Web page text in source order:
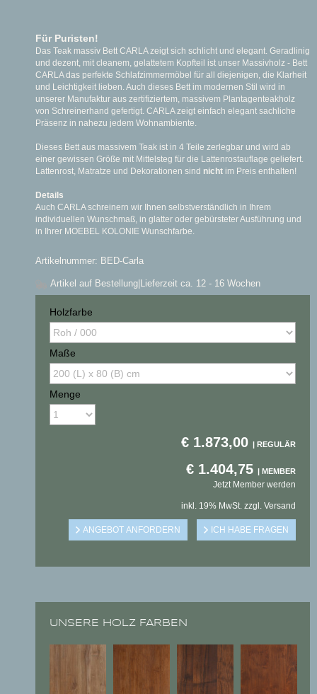
Für Puristen!
Das Teak massiv Bett CARLA zeigt sich schlicht und elegant. Geradlinig
und dezent, mit cleanem, gelattetem Kopfteil ist unser Massivholz - Bett
CARLA das perfekte Schlafzimmermöbel für all diejenigen, die Klarheit
und Leichtigkeit lieben. Auch dieses Bett im modernen Stil wird in
unserer Manufaktur aus zertifiziertem, massivem Plantagenteakholz
von Schreinerhand gefertigt. CARLA zeigt einfach elegant sachliche
Präsenz in nahezu jedem Wohnambiente.
Dieses Bett aus massivem Teak ist in 4 Teile zerlegbar und wird ab
einer gewissen Größe mit Mittelsteg für die Lattenrostauflage geliefert.
Lattenrost, Matratze und Dekorationen sind nicht im Preis enthalten!
Details
Auch CARLA schreinern wir Ihnen selbstverständlich in Ihrem
individuellen Wunschmaß, in glatter oder gebürsteter Ausführung und
in Ihrer MOEBEL KOLONIE Wunschfarbe.
Artikelnummer: BED-Carla
Artikel auf Bestellung |Lieferzeit ca. 12 - 16 Wochen
Holzfarbe
Maße
Menge
€ 1.873,00
€ 1.404,75
Jetzt Member werden
inkl. 19% MwSt. zzgl. Versand
UNSERE HOLZ FARBEN